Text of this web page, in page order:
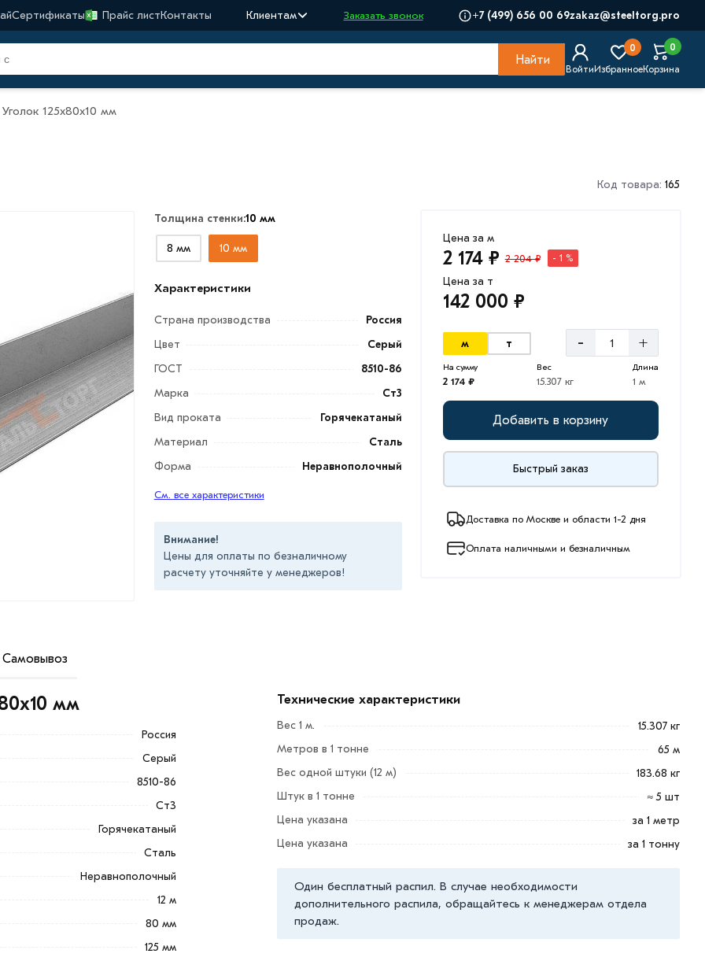
Сертификаты Прайс листКонтакты Клиентам Заказать звонок +7 (499) 656 00 69zakaz@steeltorg.pro
Найти
ВойтиИзбранное
0
Корзина
0
Уголок 125х80х10 мм
Код товара: 165
Толщина стенки:10 мм
8 мм 10 мм
Характеристики
Страна производства
Россия
Цвет
Серый
ГОСТ
8510-86
Марка
Ст3
Вид проката
Горячекатаный
Материал
Сталь
Форма
Неравнополочный
См. все характеристики
Внимание!
Цены для оплаты по безналичному
расчету уточняйте у менеджеров!
Цена за м
2 174 ₽ 2 204 ₽ - 1 %
Цена за т
142 000 ₽
м т - +
На сумму
2 174 ₽
Вес
15.307 кг
Длина
1 м
Добавить в корзину
Быстрый заказ
Доставка по Москве и области 1-2 дня
Оплата наличными и безналичным
Самовывоз
Технические характеристики
высотных зданий.
и используется в основном при
категории
Уголок неравнополочный
менеджеры обработают заказ и
всем стандартам качества.
обязательно).
мм
Россия
Серый
8510-86
Ст3
Горячекатаный
Сталь
Неравнополочный
12 м
80 мм
125 мм
Технические характеристики
Вес 1 м.
15.307 кг
Метров в 1 тонне
65 м
Вес одной штуки (12 м)
183.68 кг
Штук в 1 тонне
≈ 5 шт
Цена указана
за 1 метр
Цена указана
за 1 тонну
Один бесплатный распил. В случае необходимости
дополнительного распила, обращайтесь к менеджерам отдела
продаж.